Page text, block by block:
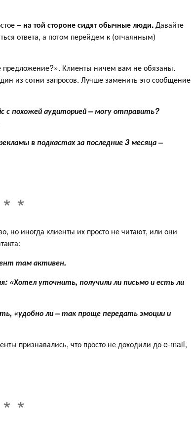
– на той стороне сидят обычные люди.Давайте
ответа, а потом перейдем к (отчаянным)
Клиенты ничем вам не обязаны.
из сотни запросов. Лучше заменить это сообщение
с похожей аудиторией – могу отправить?
в подкастах за последние 3 месяца –
но иногда клиенты их просто не читают, или они
там активен.
«Хотел уточнить, получили ли письмо и есть ли
«удобно ли – так проще передать эмоции и
признавались, что просто не доходили до e-mail,